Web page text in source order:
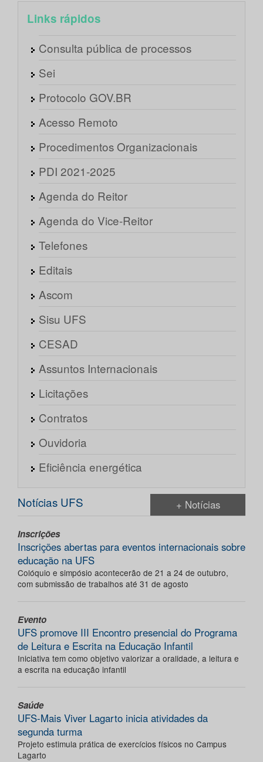
Links rápidos
Consulta pública de processos
Sei
Protocolo GOV.BR
Acesso Remoto
Procedimentos Organizacionais
PDI 2021-2025
Agenda do Reitor
Agenda do Vice-Reitor
Telefones
Editais
Ascom
Sisu UFS
CESAD
Assuntos Internacionais
Licitações
Contratos
Ouvidoria
Eficiência energética
Notícias UFS + Notícias
Inscrições
Inscrições abertas para eventos internacionais sobre
educação na UFS
Colóquio e simpósio acontecerão de 21 a 24 de outubro,
com submissão de trabalhos até 31 de agosto
Evento
UFS promove III Encontro presencial do Programa
de Leitura e Escrita na Educação Infantil
Iniciativa tem como objetivo valorizar a oralidade, a leitura e
a escrita na educação infantil
Saúde
UFS-Mais Viver Lagarto inicia atividades da
segunda turma
Projeto estimula prática de exercícios físicos no Campus
Lagarto